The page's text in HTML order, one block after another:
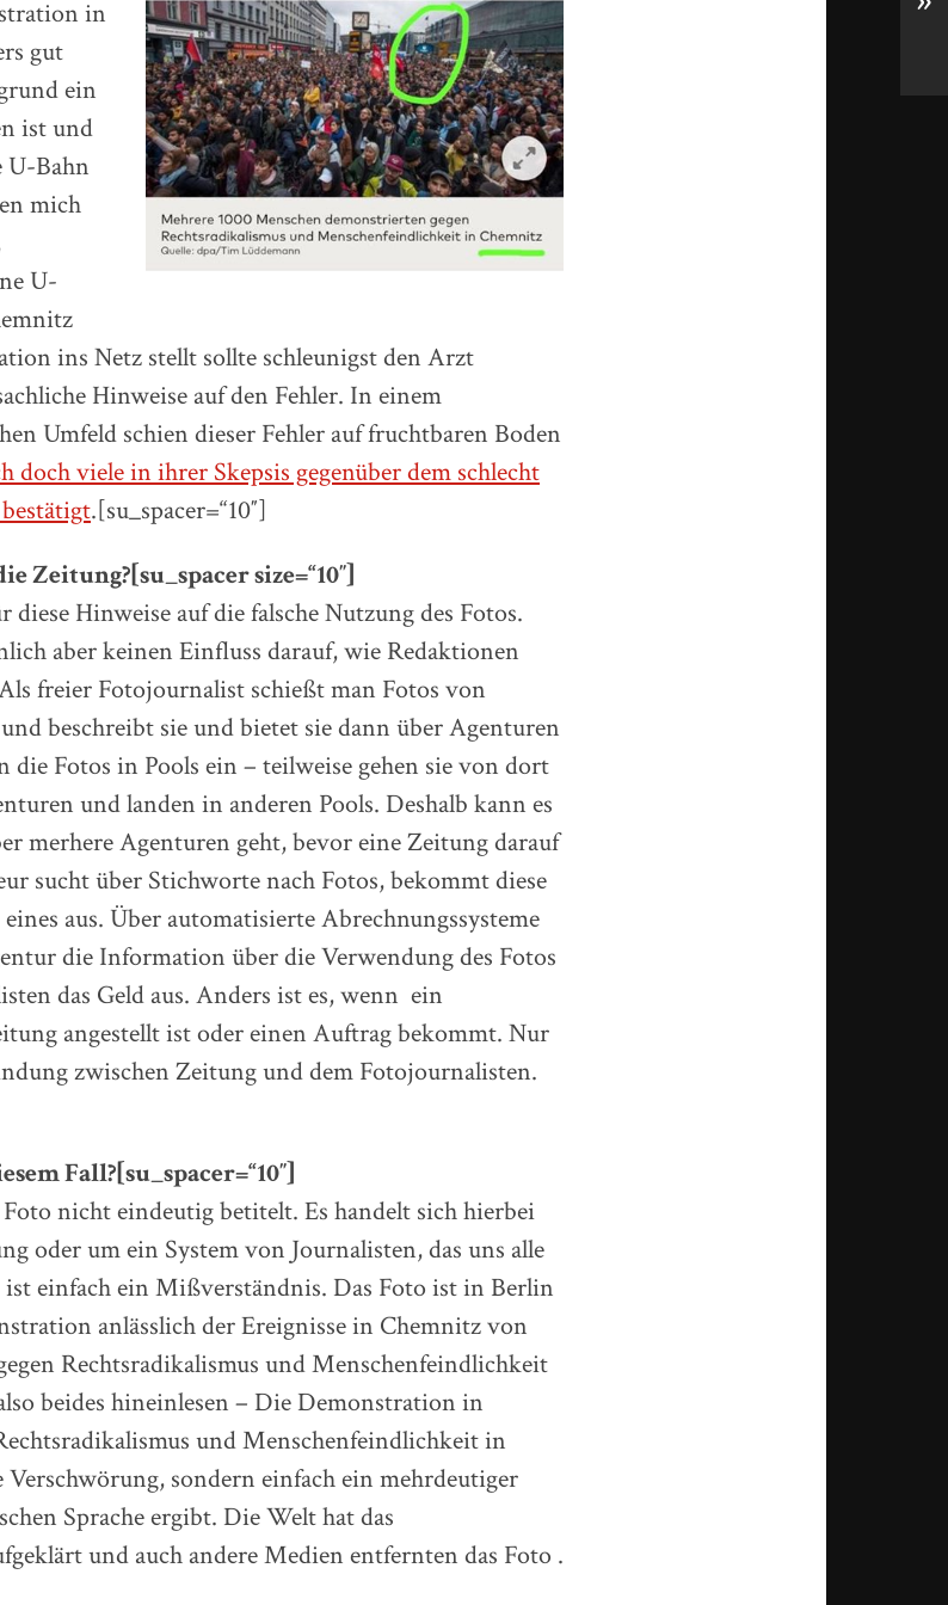
in
gut
ein
ist und
U-Bahn
mich
U-
ins Netz stellt sollte schleunigst den Arzt
Hinweise auf den Fehler. In einem
Umfeld schien dieser Fehler auf fruchtbaren Boden
doch viele in ihrer Skepsis gegenüber dem schlecht
.[su_spacer=“10″]
Zeitung?[su_spacer size=“10″]
Hinweise auf die falsche Nutzung des Fotos.
aber keinen Einfluss darauf, wie Redaktionen
freier Fotojournalist schießt man Fotos von
beschreibt sie und bietet sie dann über Agenturen
die Fotos in Pools ein – teilweise gehen sie von dort
und landen in anderen Pools. Deshalb kann es
merhere Agenturen geht, bevor eine Zeitung darauf
sucht über Stichworte nach Fotos, bekommt diese
aus. Über automatisierte Abrechnungssysteme
die Information über die Verwendung des Fotos
das Geld aus. Anders ist es, wenn ein
angestellt ist oder einen Auftrag bekommt. Nur
zwischen Zeitung und dem Fotojournalisten.
Fall?[su_spacer=“10″]
nicht eindeutig betitelt. Es handelt sich hierbei
oder um ein System von Journalisten, das uns alle
einfach ein Mißverständnis. Das Foto ist in Berlin
anlässlich der Ereignisse in Chemnitz von
Rechtsradikalismus und Menschenfeindlichkeit
beides hineinlesen – Die Demonstration in
und Menschenfeindlichkeit in
Verschwörung, sondern einfach ein mehrdeutiger
Sprache ergibt. Die Welt hat das
und auch andere Medien entfernten das Foto .